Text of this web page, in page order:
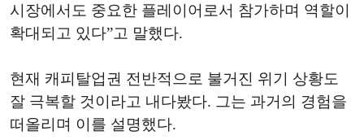
시장에서도 중요한 플레이어로서 참가하며 역할이
확대되고 있다”고 말했다.
현재 캐피탈업권 전반적으로 불거진 위기 상황도
잘 극복할 것이라고 내다봤다. 그는 과거의 경험을
떠올리며 이를 설명했다.